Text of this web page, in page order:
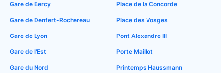
Gare de Bercy
Gare de Denfert-Rochereau
Gare de Lyon
Gare de l'Est
Gare du Nord
Place de la Concorde
Place des Vosges
Pont Alexandre III
Porte Maillot
Printemps Haussmann